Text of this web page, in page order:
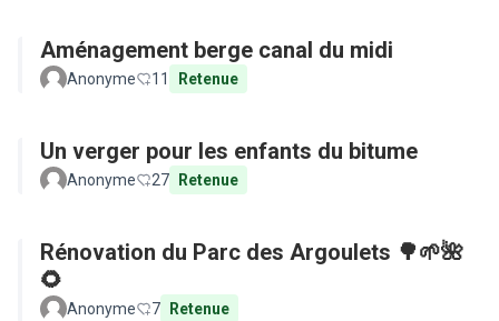
Aménagement berge canal du midi
Anonyme 11 Retenue
Un verger pour les enfants du bitume
Anonyme 27 Retenue
Rénovation du Parc des Argoulets 🌳🌱🌺
🌻
Anonyme 7 Retenue